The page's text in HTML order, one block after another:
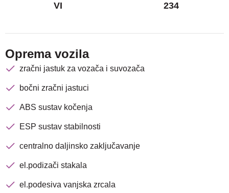
VI 234
Oprema vozila
zračni jastuk za vozača i suvozača
bočni zračni jastuci
ABS sustav kočenja
ESP sustav stabilnosti
centralno daljinsko zaključavanje
el.podizači stakala
el.podesiva vanjska zrcala